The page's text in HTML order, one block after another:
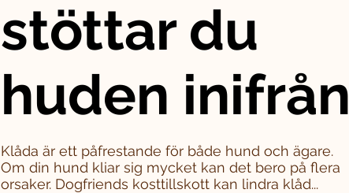
stöttar du
huden inifrån
Klåda är ett påfrestande för både hund och ägare.
Om din hund kliar sig mycket kan det bero på flera
orsaker. Dogfriends kosttillskott kan lindra klåd...